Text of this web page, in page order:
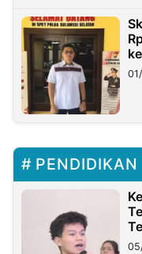
PENDIDIKAN